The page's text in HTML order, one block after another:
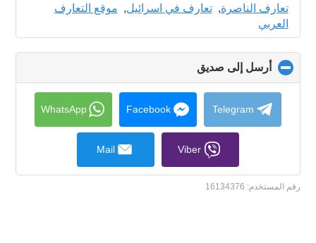
collapse
تعارف الناصرة,تعارف في اسرائيل, موقع التعارف
العربي
أرسل إلى صديق
to
collapse
contents
Telegram
Facebook
WhatsApp
Viber
Mail
رقم المستخدم: 16134376